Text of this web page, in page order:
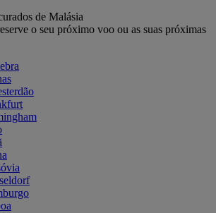
de Malásia
o seu próximo voo ou as suas próximas